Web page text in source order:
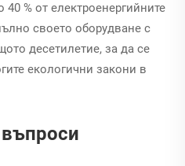
40 % от електроенергийните
своето оборудване с
десетилетие, за да се
екологични закони в